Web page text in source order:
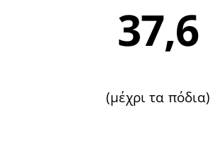
37,6
(μέχρι τα πόδια)